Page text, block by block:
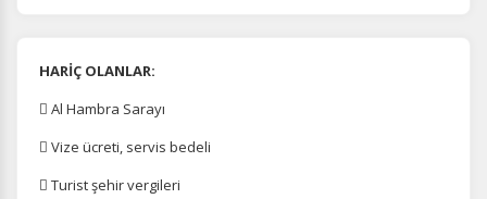
HARİÇ OLANLAR:
 Al Hambra Sarayı
 Vize ücreti, servis bedeli
 Turist şehir vergileri